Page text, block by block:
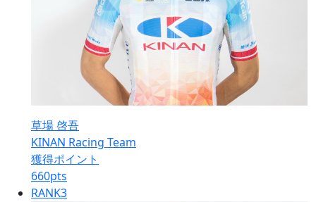
草場 啓吾
KINAN Racing Team
獲得ポイント
660pts
RANK3